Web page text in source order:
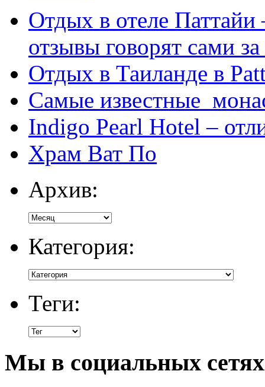
Отдых в отеле
отзывы говорят сами за
Отдых в Таиланде в
Самые известные
Indigo Pearl Hotel –
Храм Ват По
Архив:
Категория:
Теги:
Мы в социальных сетях